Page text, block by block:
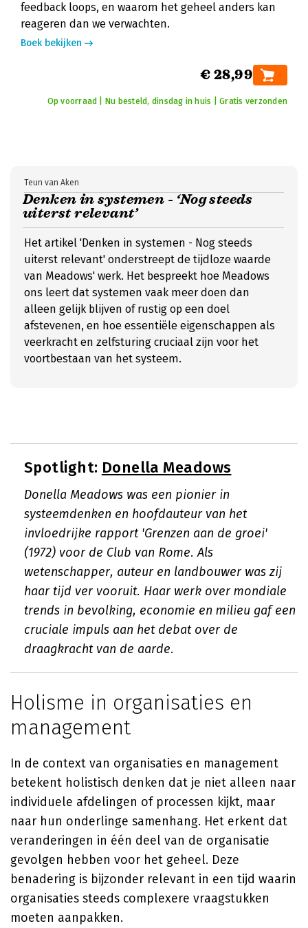
feedback loops, en waarom het geheel anders kan
reageren dan we verwachten.
Boek bekijken
€ 28,99
Op voorraad | Nu besteld, dinsdag in huis | Gratis verzonden
Denken in systemen - ‘Nog steeds
uiterst relevant’
Teun van Aken
Het artikel 'Denken in systemen - Nog steeds
uiterst relevant' onderstreept de tijdloze waarde
van Meadows' werk. Het bespreekt hoe Meadows
ons leert dat systemen vaak meer doen dan
alleen gelijk blijven of rustig op een doel
afstevenen, en hoe essentiële eigenschappen als
veerkracht en zelfsturing cruciaal zijn voor het
voortbestaan van het systeem.
Spotlight: Donella Meadows
Donella Meadows was een pionier in
systeemdenken en hoofdauteur van het
invloedrijke rapport 'Grenzen aan de groei'
(1972) voor de Club van Rome. Als
wetenschapper, auteur en landbouwer was zij
haar tijd ver vooruit. Haar werk over mondiale
trends in bevolking, economie en milieu gaf een
cruciale impuls aan het debat over de
draagkracht van de aarde.
Holisme in organisaties en
management
In de context van organisaties en management
betekent holistisch denken dat je niet alleen naar
individuele afdelingen of processen kijkt, maar
naar hun onderlinge samenhang. Het erkent dat
veranderingen in één deel van de organisatie
gevolgen hebben voor het geheel. Deze
benadering is bijzonder relevant in een tijd waarin
organisaties steeds complexere vraagstukken
moeten aanpakken.